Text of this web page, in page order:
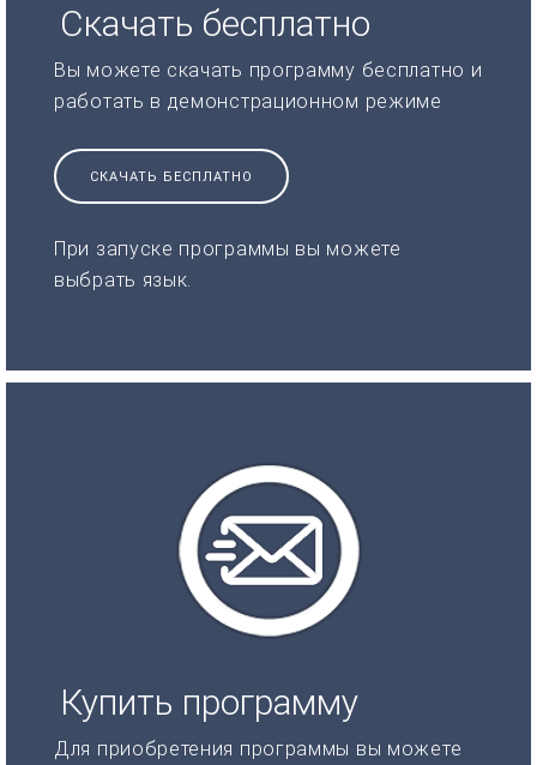
Скачать бесплатно
Вы можете скачать программу бесплатно и
работать в демонстрационном режиме
СКАЧАТЬ БЕСПЛАТНО
При запуске программы вы можете
выбрать язык.
Купить программу
Для приобретения программы вы можете